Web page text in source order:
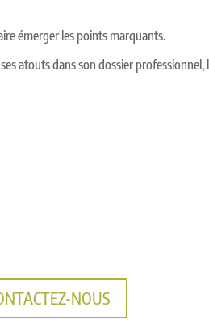
émerger les points marquants.
atouts dans son dossier
NOUS